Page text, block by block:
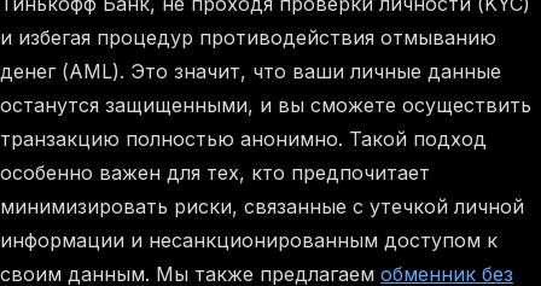
и избегая процедур противодействия отмыванию
денег (AML). Это значит, что ваши личные данные
останутся защищенными, и вы сможете осуществить
транзакцию полностью анонимно. Такой подход
особенно важен для тех, кто предпочитает
минимизировать риски, связанные с утечкой личной
информации и несанкционированным доступом к
своим данным. Мы также предлагаем обменник без